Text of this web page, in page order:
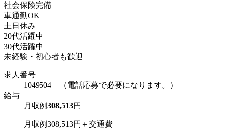
社会保険完備
車通勤OK
土日休み
20代活躍中
30代活躍中
未経験・初心者も歓迎
求人番号
1049504 （電話応募で必要になります。）
給与
月収例308,513円
月収例308,513円＋交通費